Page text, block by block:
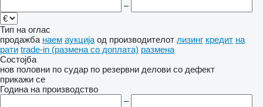
–
Тип на оглас
продажба наем аукција од производителот лизинг кредит на
рати trade-in (размена со доплата) размена
Состојба
нов половни по судар по резервни делови со дефект
прикажи се
Година на производство
–